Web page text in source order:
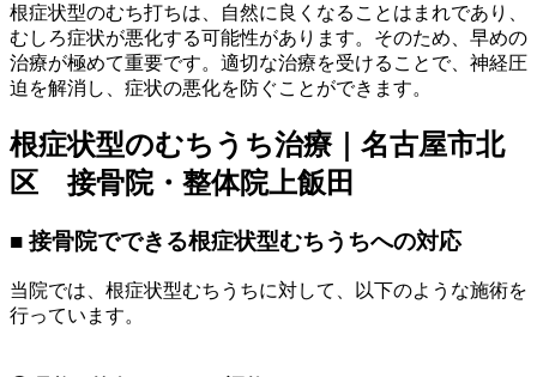
根症状型のむち打ちは、自然に良くなることはまれであり、
むしろ症状が悪化する可能性があります。そのため、早めの
治療が極めて重要です。適切な治療を受けることで、神経圧
迫を解消し、症状の悪化を防ぐことができます。
根症状型のむちうち治療｜名古屋市北
区 接骨院・整体院上飯田
■ 接骨院でできる根症状型むちうちへの対応
当院では、根症状型むちうちに対して、以下のような施術を
行っています。